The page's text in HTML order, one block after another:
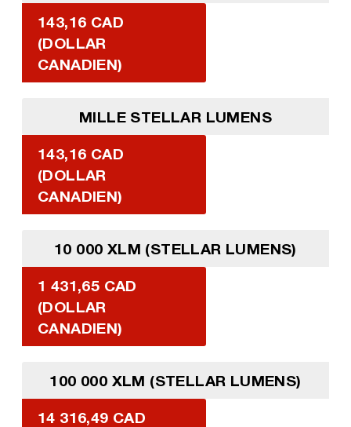
143,16 CAD
(DOLLAR
CANADIEN)
MILLE STELLAR LUMENS
143,16 CAD
(DOLLAR
CANADIEN)
10 000 XLM (STELLAR LUMENS)
1 431,65 CAD
(DOLLAR
CANADIEN)
100 000 XLM (STELLAR LUMENS)
14 316,49 CAD